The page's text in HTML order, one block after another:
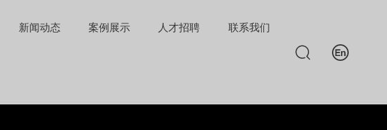
新闻动态 案例展示 人才招聘 联系我们